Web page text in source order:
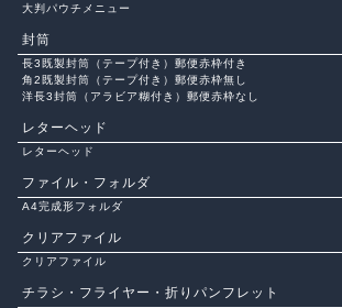
大判パウチメニュー
封筒
長3既製封筒（テープ付き）郵便赤枠付き
角2既製封筒（テープ付き）郵便赤枠無し
洋長3封筒（アラビア糊付き）郵便赤枠なし
レターヘッド
レターヘッド
ファイル・フォルダ
A4完成形フォルダ
クリアファイル
クリアファイル
チラシ・フライヤー・折りパンフレット